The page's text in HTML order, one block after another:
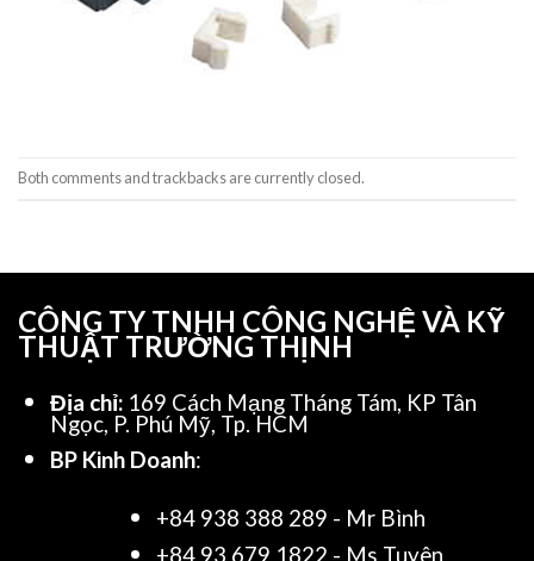
Both comments and trackbacks are currently closed.
CÔNG TY TNHH CÔNG NGHỆ VÀ KỸ
THUẬT TRƯỜNG THỊNH
Địa chỉ: 169 Cách Mạng Tháng Tám, KP Tân
Ngọc, P. Phú Mỹ, Tp. HCM
BP Kinh Doanh:
+84 938 388 289 - Mr Bình
+84 93 679 1822 - Ms Tuyên